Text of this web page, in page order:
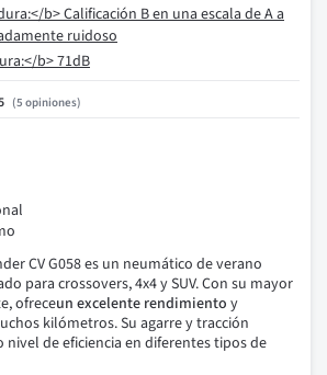
5 opiniones
CV G058 es un neumático de verano
para crossovers, 4x4 y SUV. Con su mayor
ofreceun excelente rendimiento y
kilómetros. Su agarre y tracción
de eficiencia en diferentes tipos de